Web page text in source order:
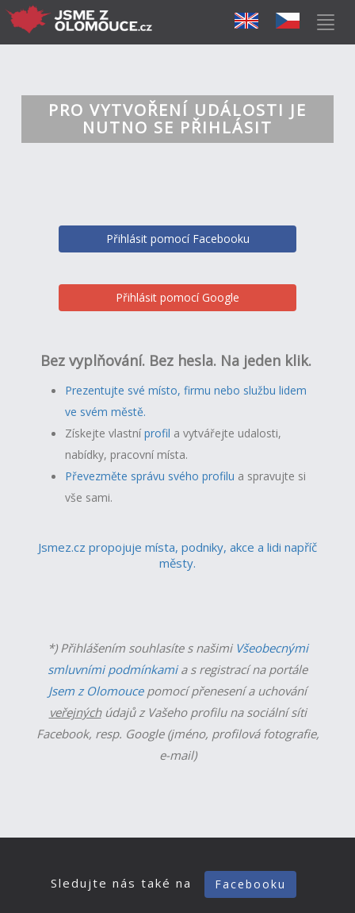
PRO VYTVOŘENÍ UDÁLOSTI JE
NUTNO SE PŘIHLÁSIT
Přihlásit pomocí Facebooku
Přihlásit pomocí Google
Bez vyplňování. Bez hesla. Na jeden klik.
Prezentujte své místo, firmu nebo službu lidem
ve svém městě.
Získejte vlastníprofil a vytvářejte udalosti,
nabídky, pracovní místa.
Převezměte správu svého profilu a spravujte si
vše sami.
Jsmez.cz propojuje místa, podniky, akce a lidi napříč
městy.
*) Přihlášením souhlasíte s našimi Všeobecnými
smluvními podmínkamia s registrací na portále
Jsem z Olomoucepomocí přenesení a uchování
veřejnýchúdajů z Vašeho profilu na sociální síti
Facebook, resp. Google (jméno, profilová fotografie,
e-mail)
Sledujte nás také na Facebooku